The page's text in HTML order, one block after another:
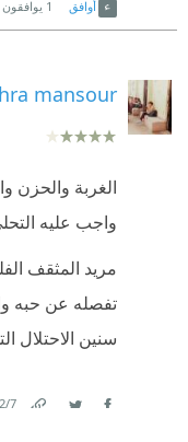
أوافق 1 يوافقون
mansour
الغربة والحزن
واجب عليه
مريد المثقف
تفصله عن حبه
سنين الاحتلال
7‏/2‏/2013